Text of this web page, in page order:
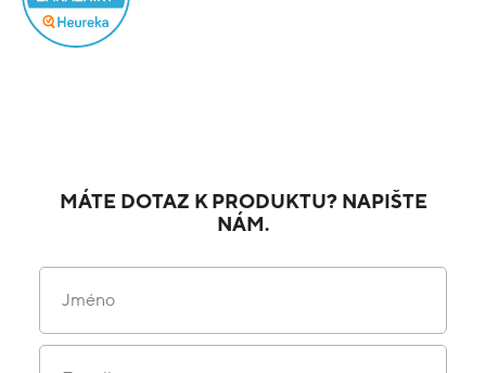
MÁTE DOTAZ K PRODUKTU? NAPIŠTE
NÁM.
Jméno